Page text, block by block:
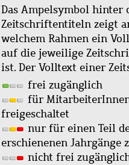
Das Ampelsymbol hinter
Zeitschriftentiteln zeigt
welchem Rahmen ein
auf die jeweilige
ist. Der Volltext einer
frei zugänglich
für MitarbeiterInnen
freigeschaltet
nur für einen Teil
erschienenen Jahrgänge
nicht frei